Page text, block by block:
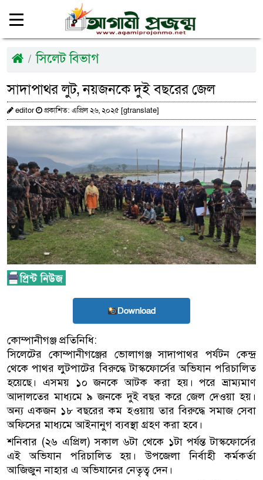
সিলেট বিভাগ
সাদাপাথর লুট, নয়জনকে দুই বছরের জেল
editor প্রকাশিত: এপ্রিল ২৬, ২০২৫ [gtranslate]
Download
কোম্পানীগঞ্জ প্রতিনিধি:
সিলেটের কোম্পানীগঞ্জের ভোলাগঞ্জ সাদাপাথর পর্যটন কেন্দ্র
থেকে পাথর লুটপাটের বিরুদ্ধে টাস্কফোর্সের অভিযান পরিচালিত
হয়েছে। এসময় ১০ জনকে আটক করা হয়। পরে ভ্রাম্যমাণ
আদালতের মাধ্যমে ৯ জনকে দুই বছর করে জেল দেওয়া হয়।
অন্য একজন ১৮ বছরের কম হওয়ায় তার বিরুদ্ধে সমাজ সেবা
অফিসের মাধ্যমে আইনানুগ ব্যবস্থা গ্রহণ করা হবে।
শনিবার (২৬ এপ্রিল) সকাল ৬টা থেকে ১টা পর্যন্ত টাস্কফোর্সের
এই অভিযান পরিচালিত হয়। উপজেলা নির্বাহী কর্মকর্তা
আজিজুন নাহার এ অভিযানের নেতৃত্ব দেন।